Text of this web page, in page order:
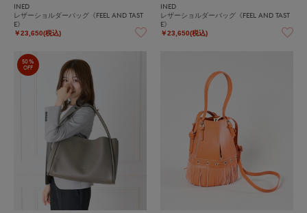
INED
レザーショルダーバッグ《FEEL AND TAST
E》
￥23,650(税込)
INED
レザーショルダーバッグ《FEEL AND TAST
E》
￥23,650(税込)
50%
OFF